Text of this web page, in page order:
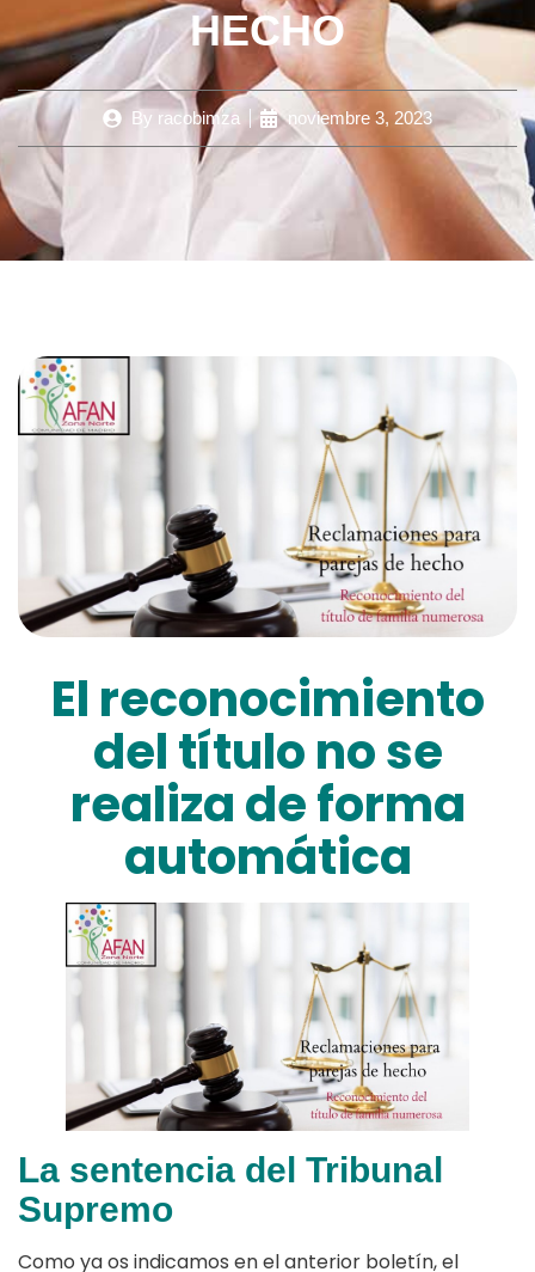
HECHO
By racobimza noviembre 3, 2023
El reconocimiento
del título no se
realiza de forma
automática
La sentencia del Tribunal
Supremo
Como ya os indicamos en el anterior boletín, el